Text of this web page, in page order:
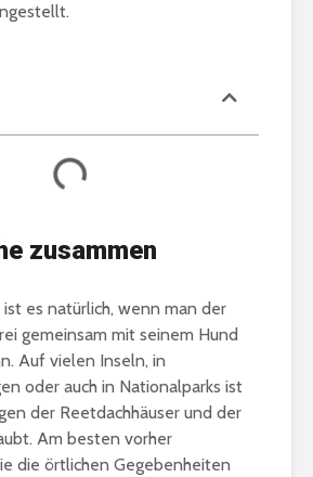
zusammen
es natürlich, wenn man der
gemeinsam mit seinem Hund
Auf vielen Inseln, in
oder auch in Nationalparks ist
der Reetdachhäuser und der
Am besten vorher
die örtlichen Gegebenheiten